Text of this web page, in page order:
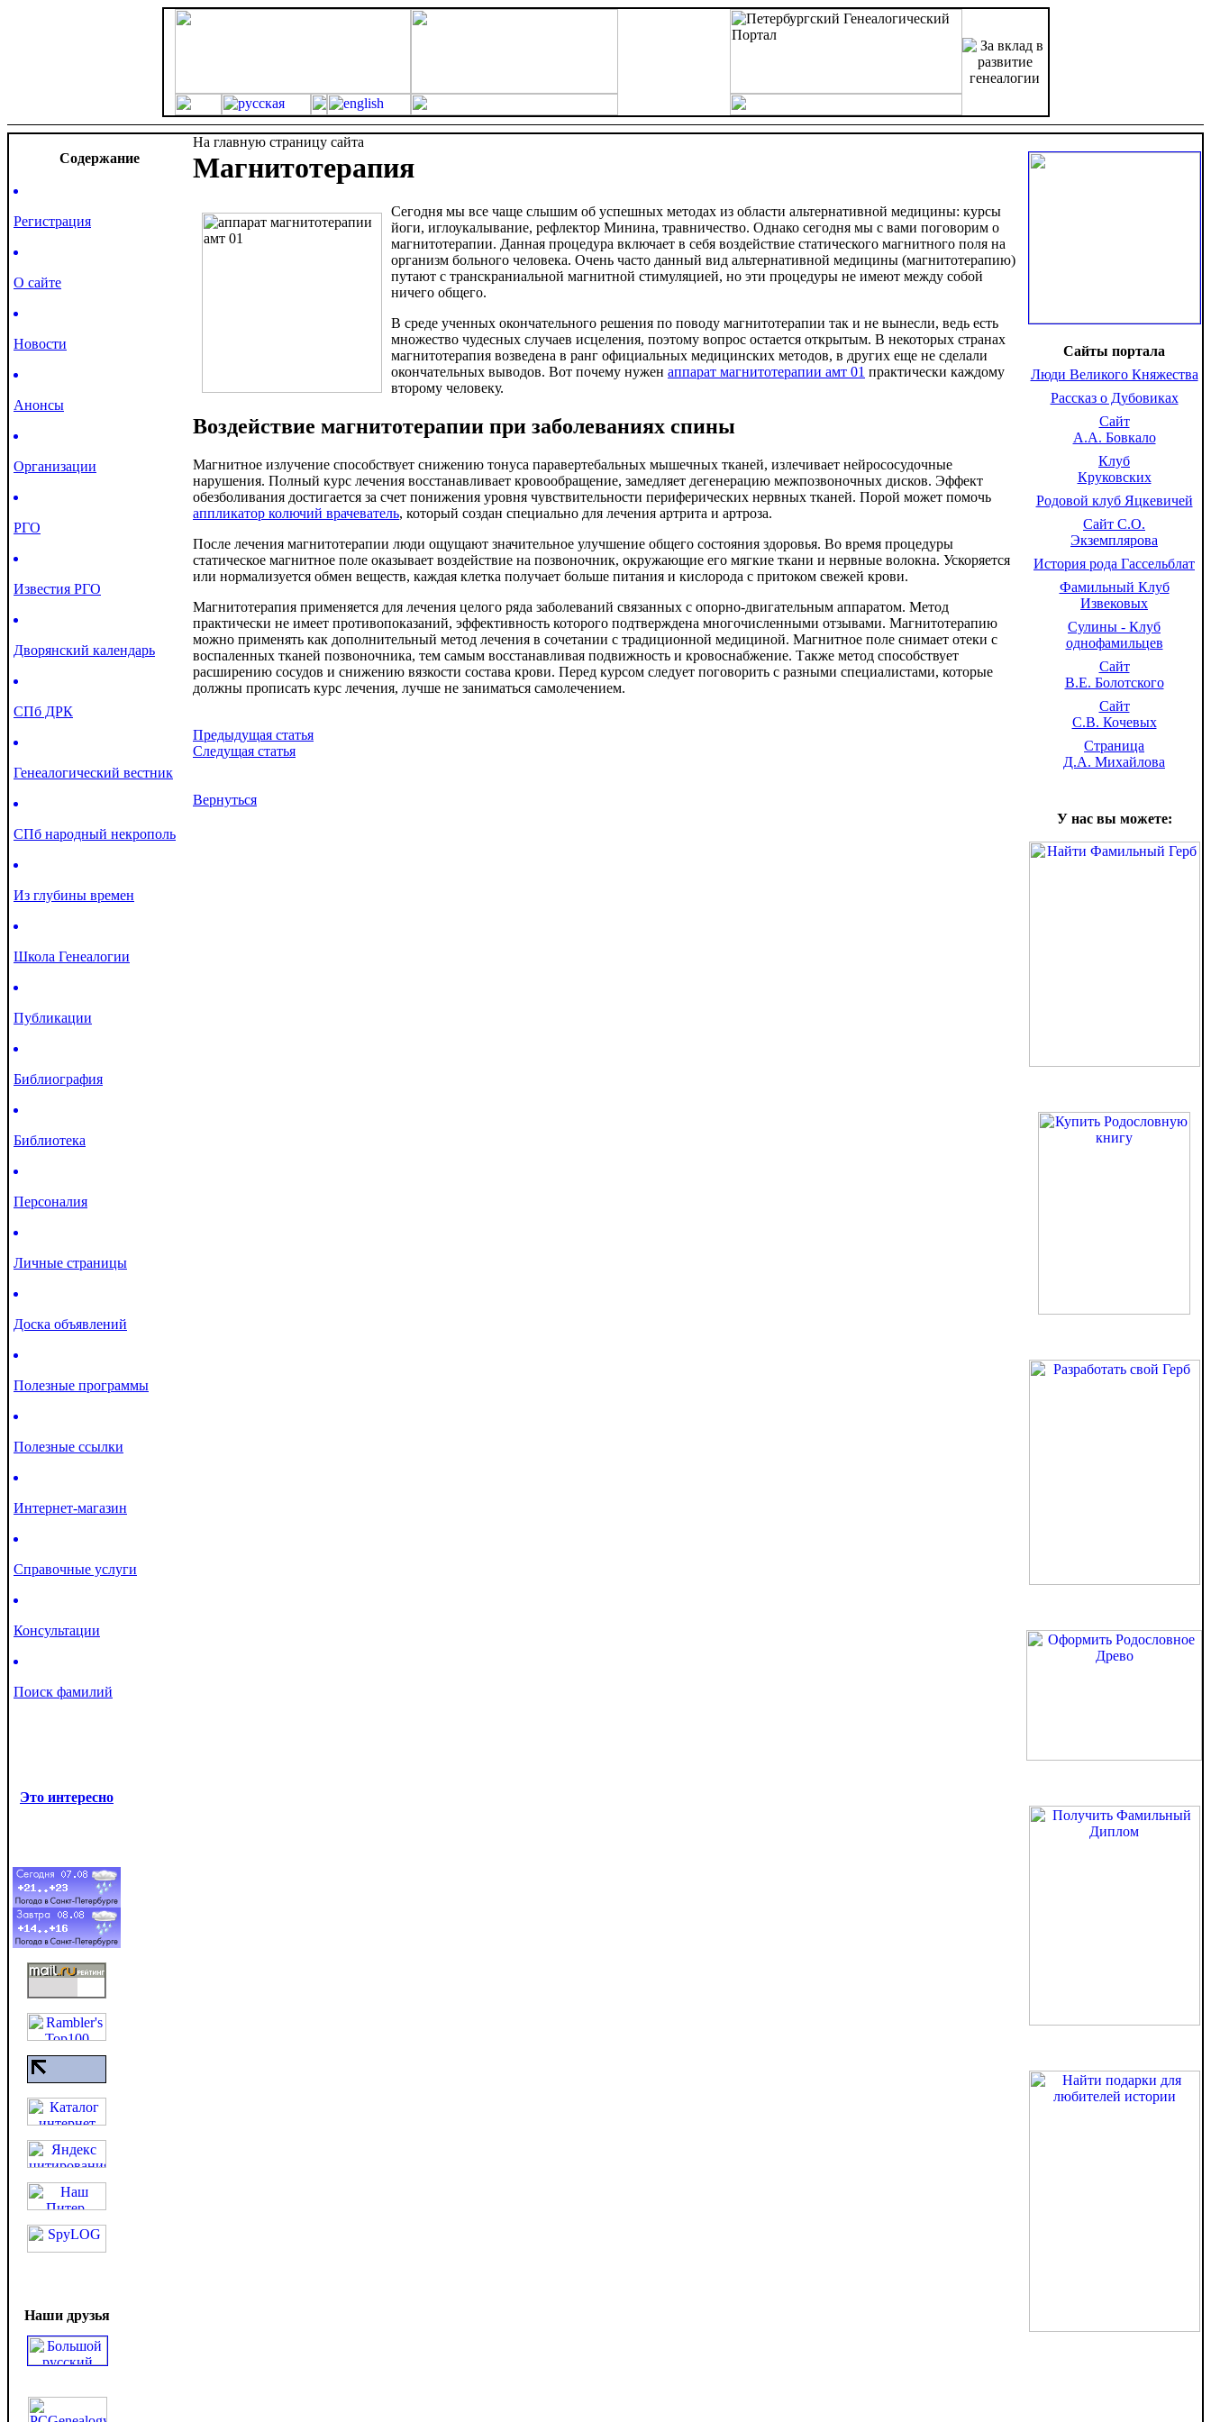
Cодержание
Регистрация
О сайте
Новости
Анонсы
Организации
РГО
Известия РГО
Дворянский календарь
СПб ДРК
Генеалогический вестник
СПб народный некрополь
Из глубины времен
Школа Генеалогии
Публикации
Библиография
Библиотека
Персоналия
Личные страницы
Доска объявлений
Полезные программы
Полезные ссылки
Интернет-магазин
Справочные услуги
Консультации
Поиск фамилий
Это интересно
Наши друзья
На главную страницу сайта
Магнитотерапия
Сегодня мы все чаще слышим об успешных методах из области альтернативной медицины: курсы
йоги, иглоукалывание, рефлектор Минина, травничество. Однако сегодня мы с вами поговорим о
магнитотерапии. Данная процедура включает в себя воздействие статического магнитного поля на
организм больного человека. Очень часто данный вид альтернативной медицины (магнитотерапию)
путают с транскраниальной магнитной стимуляцией, но эти процедуры не имеют между собой
ничего общего.
В среде ученных окончательного решения по поводу магнитотерапии так и не вынесли, ведь есть
множество чудесных случаев исцеления, поэтому вопрос остается открытым. В некоторых странах
магнитотерапия возведена в ранг официальных медицинских методов, в других еще не сделали
окончательных выводов. Вот почему нужен аппарат магнитотерапии амт 01 практически каждому
второму человеку.
Воздействие магнитотерапии при заболеваниях спины
Магнитное излучение способствует снижению тонуса паравертебальных мышечных тканей, излечивает нейрососудочные
нарушения. Полный курс лечения восстанавливает кровообращение, замедляет дегенерацию межпозвоночных дисков. Эффект
обезболивания достигается за счет понижения уровня чувствительности периферических нервных тканей. Порой может помочь
аппликатор колючий врачеватель, который создан специально для лечения артрита и артроза.
После лечения магнитотерапии люди ощущают значительное улучшение общего состояния здоровья. Во время процедуры
статическое магнитное поле оказывает воздействие на позвоночник, окружающие его мягкие ткани и нервные волокна. Ускоряется
или нормализуется обмен веществ, каждая клетка получает больше питания и кислорода с притоком свежей крови.
Магнитотерапия применяется для лечения целого ряда заболеваний связанных с опорно-двигательным аппаратом. Метод
практически не имеет противопоказаний, эффективность которого подтверждена многочисленными отзывами. Магнитотерапию
можно применять как дополнительный метод лечения в сочетании с традиционной медициной. Магнитное поле снимает отеки с
воспаленных тканей позвоночника, тем самым восстанавливая подвижность и кровоснабжение. Также метод способствует
расширению сосудов и снижению вязкости состава крови. Перед курсом следует поговорить с разными специалистами, которые
должны прописать курс лечения, лучше не заниматься самолечением.
Предыдущая статья
Следущая статья
Вернуться
Сайты портала
Люди Великого Княжества
Рассказ о Дубовиках
Сайт
А.А. Бовкало
Клуб
Круковских
Родовой клуб Яцкевичей
Сайт С.О.
Экземплярова
История рода Гассельблат
Фамильный Клуб
Извековых
Сулины - Клуб
однофамильцев
Сайт
В.Е. Болотского
Сайт
С.В. Кочевых
Страница
Д.А. Михайлова
У нас вы можете: